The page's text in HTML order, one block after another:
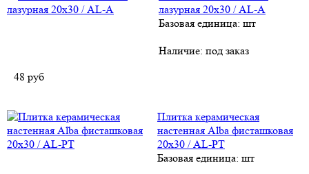
лазурная 20х30 / AL-А
Базовая единица: шт
Наличие: под заказ
48 руб
Плитка керамическая
настенная Alba фисташковая
20х30 / AL-PT
Базовая единица: шт